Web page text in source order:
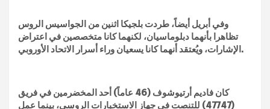
وفي أبريل أيضاً، طردت بلجيكا اثنين من الجواسيس الروس
تظاهرا بأنهما دبلوماسيان، لكنهما كانا متخصصين في اعتراض
الإشارات، ويُعتقد أنهما كانا يسعيان وراء أسرار الاتحاد الأوروبي.
كان فاديم أرتيوشوف (46 عاماً) أحد المخضرمين في فريق
(47747) للتنصت في جهاز الاستخبارات الروسي، بينما عمل